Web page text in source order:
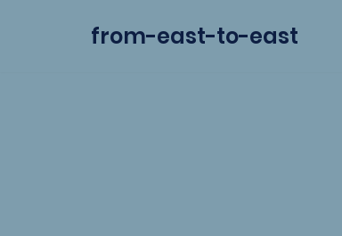
from-east-to-east